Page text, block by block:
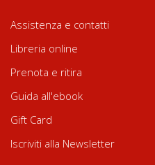
Assistenza e contatti
Libreria online
Prenota e ritira
Guida all'ebook
Gift Card
Iscriviti alla Newsletter